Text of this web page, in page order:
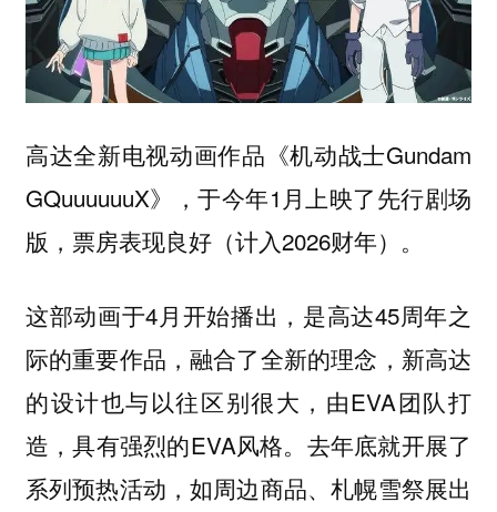
高达全新电视动画作品《机动战士Gundam
GQuuuuuuX》，于今年1月上映了先行剧场
版，票房表现良好（计入2026财年）。
这部动画于4月开始播出，是高达45周年之
际的重要作品，融合了全新的理念，新高达
的设计也与以往区别很大，由EVA团队打
造，具有强烈的EVA风格。去年底就开展了
系列预热活动，如周边商品、札幌雪祭展出